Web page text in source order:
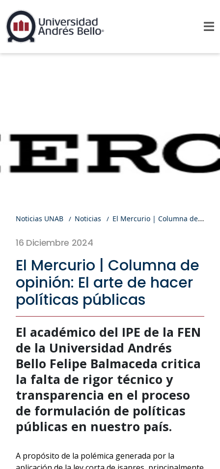
Noticias UNAB Noticias El Mercurio | Columna de opinión: El arte de hacer políticas públicas
16 Diciembre 2024
El Mercurio | Columna de
opinión: El arte de hacer
políticas públicas
El académico del IPE de la FEN
de la Universidad Andrés
Bello Felipe Balmaceda critica
la falta de rigor técnico y
transparencia en el proceso
de formulación de políticas
públicas en nuestro país.
A propósito de la polémica generada por la